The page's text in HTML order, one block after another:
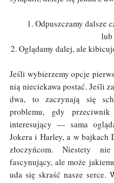
1. Odpuszczamy dalsze
lub
2. Oglądamy dalej, ale
Jeśli wybierzemy opcje
nią nieciekawa postać. Jeśli
dwa, to zaczynają się
problemu, gdy
interesujący — sama
Jokera i Harley, a w bajkach
złoczyńcom. Niestety
fascynujący, ale może
uda się skraść nasze serce.